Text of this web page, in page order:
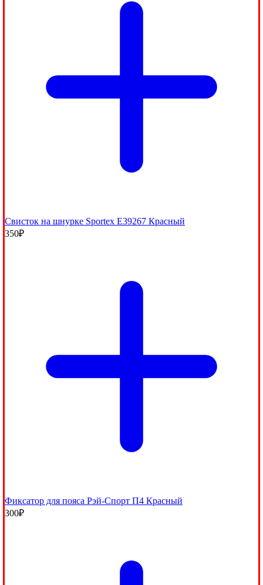
Свисток на шнурке Sportex E39267 Красный
350₽
Фиксатор для пояса Рэй-Спорт П4 Красный
300₽